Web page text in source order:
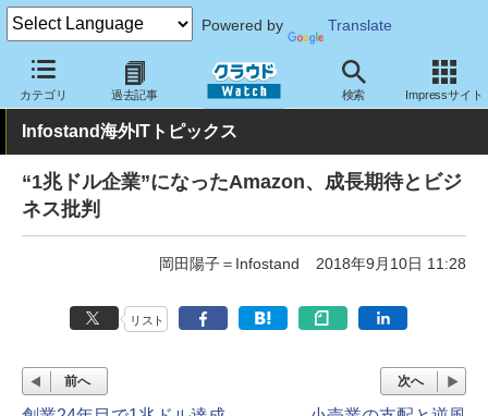
Powered by Translate
カテゴリ 過去記事 検索 Impressサイト
クラウド Watch トピック 業界動向
Infostand海外ITトピックス
“1兆ドル企業”になったAmazon、成長期待とビジ
ネス批判
岡田陽子＝Infostand 2018年9月10日 11:28
リスト
前へ 次へ